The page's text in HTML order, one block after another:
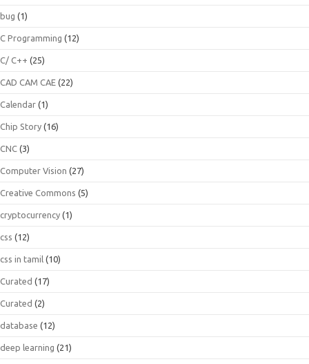
bug (1)
C Programming (12)
C/ C++ (25)
CAD CAM CAE (22)
Calendar (1)
Chip Story (16)
CNC (3)
Computer Vision (27)
Creative Commons (5)
cryptocurrency (1)
css (12)
css in tamil (10)
Curated (17)
Curated (2)
database (12)
deep learning (21)